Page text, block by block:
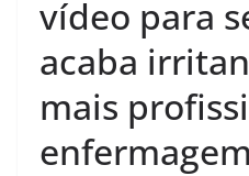
vídeo para
acaba
mais
enfermagem